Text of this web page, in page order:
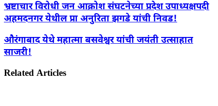
भ्रष्टाचार विरोधी जन आक्रोश संघटनेच्या प्रदेश उपाध्यक्षपदी
अहमदनगर येथील प्रा अनुरिता झगडे यांची निवड!
औरंगाबाद येथे महात्मा बसवेश्वर यांची जयंती उत्साहात
साजरी!
Related Articles